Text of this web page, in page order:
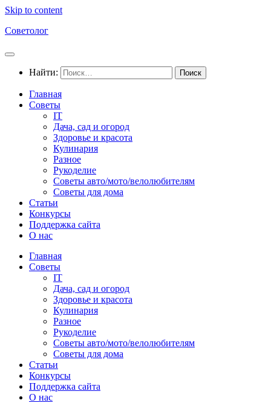
Skip to content
Советолог
Найти:
Главная
Советы
IT
Дача, сад и огород
Здоровье и красота
Кулинария
Разное
Рукоделие
Советы авто/мото/велолюбителям
Советы для дома
Статьи
Конкурсы
Поддержка сайта
О нас
Главная
Советы
IT
Дача, сад и огород
Здоровье и красота
Кулинария
Разное
Рукоделие
Советы авто/мото/велолюбителям
Советы для дома
Статьи
Конкурсы
Поддержка сайта
О нас